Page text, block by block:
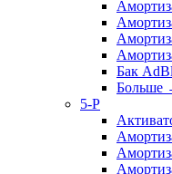
Бак
Больше
5-P